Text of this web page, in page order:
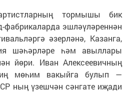
тормышы бик
фабрикаларда эшләүләреннән
әзерләнә, Казанга,
шәһәрләре һәм авыллары
йөри. Иван Алексеевичның
мөһим вакыйга булып —
ның үзешчән сәнгате иҗади